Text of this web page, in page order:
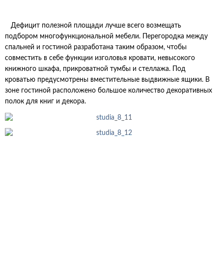
Дефицит полезной площади лучше всего возмещать
подбором многофункциональной мебели. Перегородка между
спальней и гостиной разработана таким образом, чтобы
совместить в себе функции изголовья кровати, невысокого
книжного шкафа, прикроватной тумбы и стеллажа. Под
кроватью предусмотрены вместительные выдвижные ящики. В
зоне гостиной расположено большое количество декоративных
полок для книг и декора.